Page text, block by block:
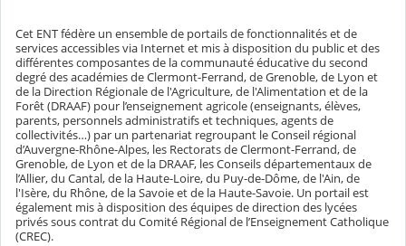
Cet ENT fédère un ensemble de portails de fonctionnalités et de
services accessibles via Internet et mis à disposition du public et des
différentes composantes de la communauté éducative du second
degré des académies de Clermont-Ferrand, de Grenoble, de Lyon et
de la Direction Régionale de l'Agriculture, de l'Alimentation et de la
Forêt (DRAAF) pour l’enseignement agricole (enseignants, élèves,
parents, personnels administratifs et techniques, agents de
collectivités…) par un partenariat regroupant le Conseil régional
d’Auvergne-Rhône-Alpes, les Rectorats de Clermont-Ferrand, de
Grenoble, de Lyon et de la DRAAF, les Conseils départementaux de
l’Allier, du Cantal, de la Haute-Loire, du Puy-de-Dôme, de l'Ain, de
l'Isère, du Rhône, de la Savoie et de la Haute-Savoie. Un portail est
également mis à disposition des équipes de direction des lycées
privés sous contrat du Comité Régional de l’Enseignement Catholique
(CREC).